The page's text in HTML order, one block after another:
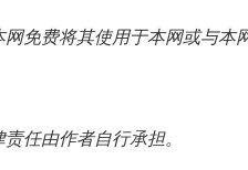
免费将其使用于本网或与
任由作者自行承担。